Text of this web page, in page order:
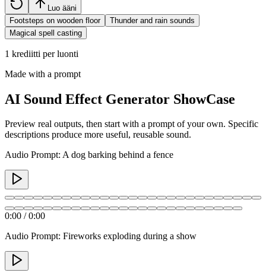
Luo ääni
Footsteps on wooden floor
Thunder and rain sounds
Magical spell casting
1 krediitti per luonti
Made with a prompt
AI Sound Effect Generator ShowCase
Preview real outputs, then start with a prompt of your own. Specific
descriptions produce more useful, reusable sound.
Audio Prompt: A dog barking behind a fence
0:00 /0:00
Audio Prompt: Fireworks exploding during a show